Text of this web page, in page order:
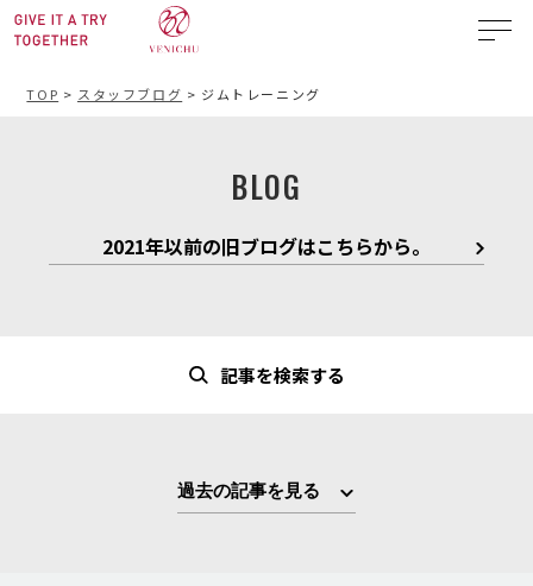
TOP > スタッフブログ > ジムトレーニング
BLOG
2021年以前の旧ブログはこちらから。
記事を検索する